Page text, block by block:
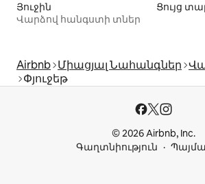
Յուջին
Վարձով հանգստի տներ
Ցույց
Airbnb Միացյալ Նահանգներ
Փյուջեթ
© 2026 Airbnb, Inc.
Գաղտնիություն